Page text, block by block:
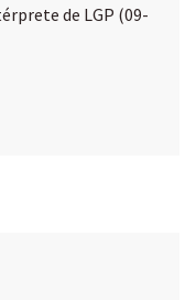
de LGP (09-